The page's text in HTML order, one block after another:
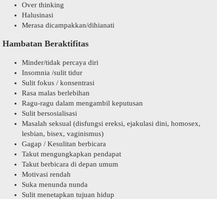
Over thinking
Halusinasi
Merasa dicampakkan/dihianati
Hambatan Beraktifitas
Minder/tidak percaya diri
Insomnia /sulit tidur
Sulit fokus / konsentrasi
Rasa malas berlebihan
Ragu-ragu dalam mengambil keputusan
Sulit bersosialisasi
Masalah seksual (disfungsi ereksi, ejakulasi dini, homosex,
lesbian, bisex, vaginismus)
Gagap / Kesulitan berbicara
Takut mengungkapkan pendapat
Takut berbicara di depan umum
Motivasi rendah
Suka menunda nunda
Sulit menetapkan tujuan hidup